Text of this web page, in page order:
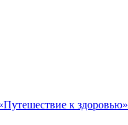
к здоровью»